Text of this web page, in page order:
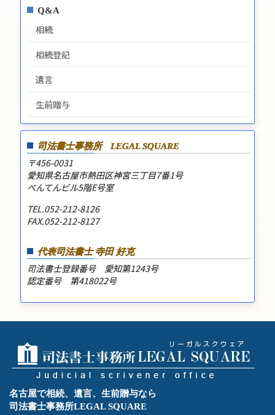
Q&A
相続
相続登記
遺言
生前贈与
司法書士事務所 LEGAL SQUARE
〒456-0031
愛知県名古屋市熱田区神宮三丁目7番1号
べんてんビル5階E号室
TEL.052-212-8126
FAX.052-212-8127
代表司法書士 寺田 好克
司法書士登録番号 愛知第1243号
認定番号 第418022号
名古屋で相続、遺言、生前贈与なら
司法書士事務所LEGAL SQUARE